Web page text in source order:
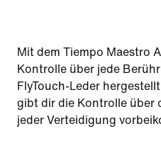
Mit dem Tiempo Maestro
Kontrolle über jede
FlyTouch-Leder
gibt dir die Kontrolle über
jeder Verteidigung